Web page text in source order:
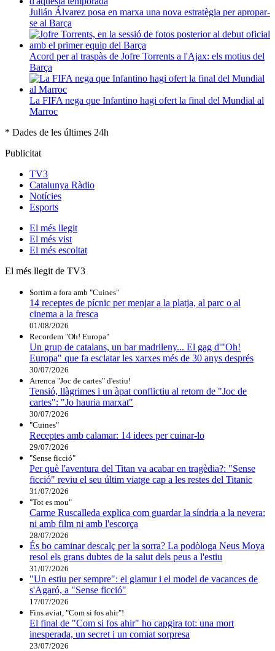
Julián Álvarez posa en marxa una nova estratègia per apropar-
se al Barça
Acord per al traspàs de Jofre Torrents a l'Ajax: els motius del
Barça
La FIFA nega que Infantino hagi ofert la final del Mundial al
Marroc
* Dades de les últimes 24h
Publicitat
TV3
Catalunya Ràdio
Notícies
Esports
El més llegit
El més vist
El més escoltat
El més llegit de TV3
Sortim a fora amb "Cuines"
14 receptes de pícnic per menjar a la platja, al parc o al
cinema a la fresca
01/08/2026
Recordem "Oh! Europa"
Un grup de catalans, un bar madrileny... El gag d'"Oh!
Europa" que fa esclatar les xarxes més de 30 anys després
30/07/2026
Arrenca "Joc de cartes" d'estiu!
Tensió, llàgrimes i un àpat conflictiu al retorn de "Joc de
cartes": "Jo hauria marxat"
30/07/2026
"Cuines"
Receptes amb calamar: 14 idees per cuinar-lo
29/07/2026
"Sense ficció"
Per què l'aventura del Titan va acabar en tragèdia?: "Sense
ficció" reviu el seu últim viatge cap a les restes del Titanic
31/07/2026
"Tot es mou"
Carme Ruscalleda explica com guardar la síndria a la nevera:
ni amb film ni amb l'escorça
28/07/2026
És bo caminar descalç per la sorra? La podòloga Neus Moya
resol els grans dubtes de la salut dels peus a l'estiu
31/07/2026
"Un estiu per sempre": el glamur i el model de vacances de
s'Agaró, a "Sense ficció"
17/07/2026
Fins aviat, "Com si fos ahir"!
El final de "Com si fos ahir" ho capgira tot: una mort
inesperada, un secret i un comiat sorpresa
23/07/2026